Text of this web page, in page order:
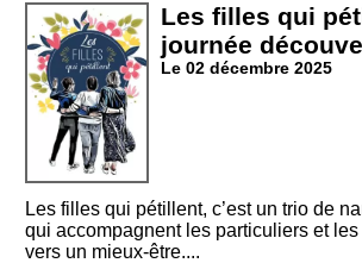
Les filles qui
journée
Le 02 décembre 2025
Les filles qui pétillent, c’est un trio de
qui accompagnent les particuliers et
vers un mieux-être....